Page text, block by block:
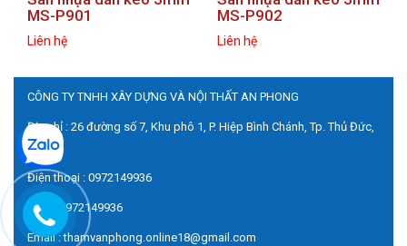
MS-P901
Liên hệ
MS-P902
Liên hệ
CÔNG TY TNHH XÂY DỰNG VÀ NỘI THẤT AN PHONG
Địa chỉ : 26 đường số 7, Khu phô 1, P. Hiệp Bình Chánh, Tp. Thủ Đức,
HCM
Điện thoại : 0972149936
Zalo : 0972149936
Email : thamvanphong.online18@gmail.com